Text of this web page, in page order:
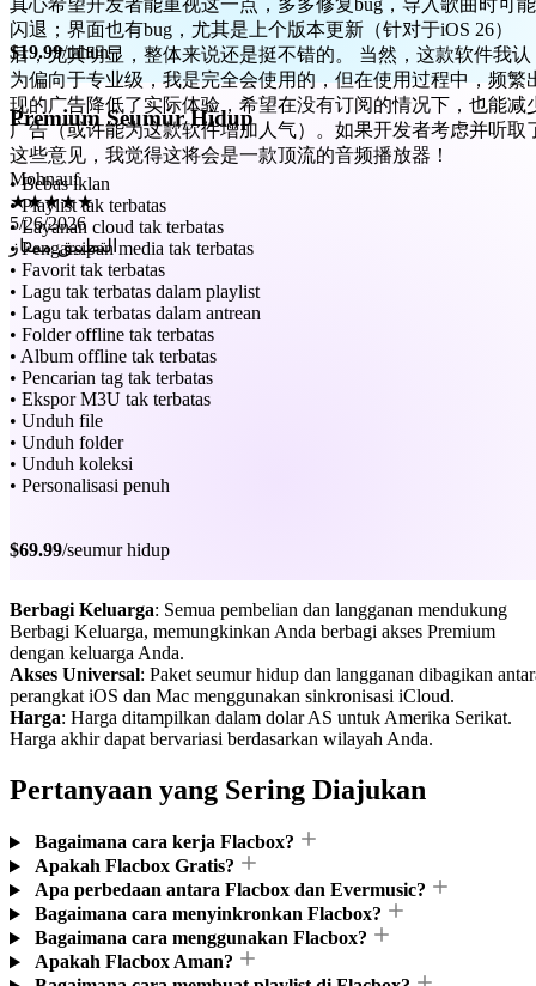
后，尤其明显，整体来说还是挺不错的。 当然，这款软件我认
为偏向于专业级，我是完全会使用的，但在使用过程中，频繁
现的广告降低了实际体验，希望在没有订阅的情况下，也能减
广告（或许能为这款软件增加人气）。如果开发者考虑并听取
这些意见，我觉得这将会是一款顶流的音频播放器！
Mohnauf
★★★★★
5/26/2026
التطبيق ممتاز
$19.99/tahun
Premium Seumur Hidup
• Bebas iklan
• Playlist tak terbatas
• Layanan cloud tak terbatas
• Pengarsipan media tak terbatas
• Favorit tak terbatas
• Lagu tak terbatas dalam playlist
• Lagu tak terbatas dalam antrean
• Folder offline tak terbatas
• Album offline tak terbatas
• Pencarian tag tak terbatas
• Ekspor M3U tak terbatas
• Unduh file
• Unduh folder
• Unduh koleksi
• Personalisasi penuh
$69.99/seumur hidup
Berbagi Keluarga: Semua pembelian dan langganan mendukung
Berbagi Keluarga, memungkinkan Anda berbagi akses Premium
dengan keluarga Anda.
Akses Universal: Paket seumur hidup dan langganan dibagikan
perangkat iOS dan Mac menggunakan sinkronisasi iCloud.
Harga: Harga ditampilkan dalam dolar AS untuk Amerika Serikat.
Harga akhir dapat bervariasi berdasarkan wilayah Anda.
Pertanyaan yang Sering Diajukan
Bagaimana cara kerja Flacbox?
Apakah Flacbox Gratis?
Apa perbedaan antara Flacbox dan Evermusic?
Bagaimana cara menyinkronkan Flacbox?
Bagaimana cara menggunakan Flacbox?
Apakah Flacbox Aman?